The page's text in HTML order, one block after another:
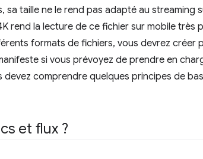
taille ne le rend pas adapté au streaming
rend la lecture de ce fichier sur mobile très
formats de fichiers, vous devrez créer
si vous prévoyez de prendre en
comprendre quelques principes de
et flux ?